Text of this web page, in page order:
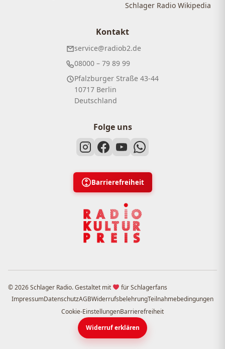
Schlager Radio Wikipedia
Kontakt
service@radiob2.de
08000 – 79 89 99
Pfalzburger Straße 43-44
10717 Berlin
Deutschland
Folge uns
Barrierefreiheit
© 2026 Schlager Radio. Gestaltet mit
für Schlagerfans
ImpressumDatenschutzAGBWiderrufsbelehrungTeilnahmebedingungen
Cookie-EinstellungenBarrierefreiheit
Widerruf erklären